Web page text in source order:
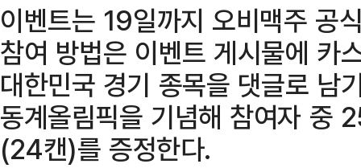
이벤트는 19일까지 오비맥주 공
참여 방법은 이벤트 게시물에 카
대한민국 경기 종목을 댓글로 남
동계올림픽을 기념해 참여자 중
(24캔)를 증정한다.